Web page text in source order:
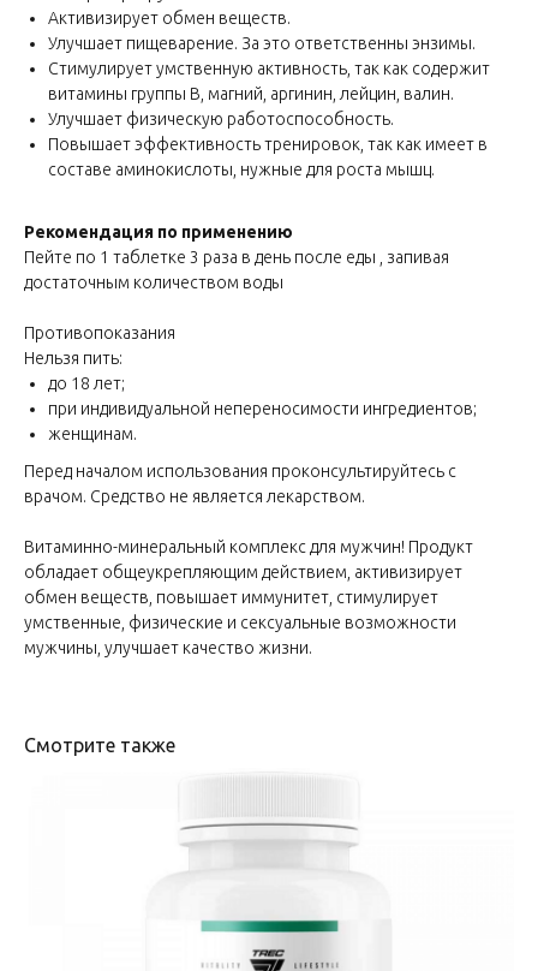
Активизирует обмен веществ.
Улучшает пищеварение. За это ответственны энзимы.
Стимулирует умственную активность, так как содержит
витамины группы В, магний, аргинин, лейцин, валин.
Улучшает физическую работоспособность.
Повышает эффективность тренировок, так как имеет в
составе аминокислоты, нужные для роста мышц.
Рекомендация по применению
Пейте по 1 таблетке 3 раза в день после еды , запивая
достаточным количеством воды
Противопоказания
Нельзя пить:
до 18 лет;
при индивидуальной непереносимости ингредиентов;
женщинам.
Перед началом использования проконсультируйтесь с
врачом. Средство не является лекарством.
Витаминно-минеральный комплекс для мужчин! Продукт
обладает общеукрепляющим действием, активизирует
обмен веществ, повышает иммунитет, стимулирует
умственные, физические и сексуальные возможности
мужчины, улучшает качество жизни.
Смотрите также